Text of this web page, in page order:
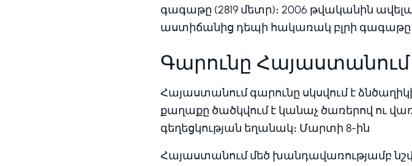
գագաթը (2819 մետր)։ 2006 թվականին
աստիճանից դեպի հակառակ բլրի
Գարունը Հայաստանում
Հայաստանում գարունը սկսվում է
քաղաքը ծածկվում է կանաչ ծառերով ու վառ
գեղեցկության եղանակ։ Մարտի 8-ին
Հայաստանում մեծ խանդավառությամբ